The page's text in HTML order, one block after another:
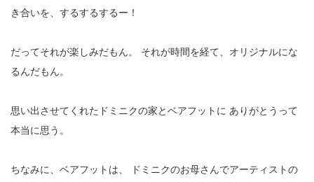
き合いを、するするするー！
だってそれが楽しみだもん。
それが時間を経て、オリジナルにな
るんだもん。
思い出させてくれたドミニクの家とベアフットに ありがとうって
本当に思う。
ちなみに、ベアフットは、
ドミニクのお母さんでアーティストの